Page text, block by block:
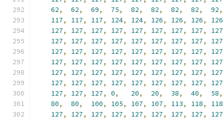
62, 62, 69, 75, 82, 82, 82, 82, 92,
117, 117, 117, 124, 124, 126, 126, 126, 126
127, 127, 127, 127, 127, 127, 127, 127, 127
127, 127, 127, 127, 127, 127, 127, 127, 127
127, 127, 127, 127, 127, 127, 127, 127, 127
127, 127, 127, 127, 127, 127, 127, 127, 127
127, 127, 127, 127, 127, 127, 127, 127, 127
127, 127, 127, 127, 127, 127, 127, 127, 127
127, 127, 127, 0, 20, 20, 38, 40, 58,
80, 80, 100, 105, 107, 107, 113, 118, 118
127, 127, 127, 127, 127, 127, 127, 127, 127